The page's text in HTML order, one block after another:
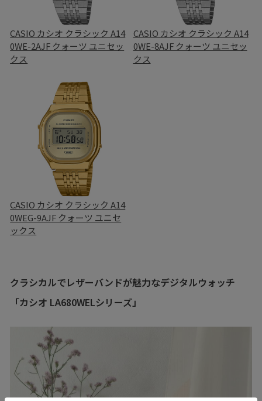
CASIO カシオ クラシック A14
0WE-2AJF クォーツ ユニセッ
クス
CASIO カシオ クラシック A14
0WE-8AJF クォーツ ユニセッ
クス
CASIO カシオ クラシック A14
0WEG-9AJF クォーツ ユニセ
ックス
クラシカルでレザーバンドが魅力なデジタルウォッチ
「カシオ LA680WELシリーズ」